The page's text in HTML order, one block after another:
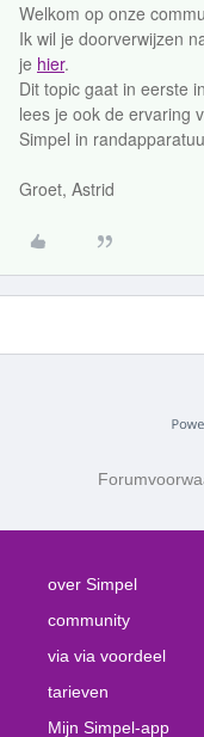
Welkom op onze
Ik wil je doorverwijzen
je hier.
Dit topic gaat in eerste
lees je ook de ervaring
Simpel in
Groet, Astrid
over Simpel
community
via via voordeel
tarieven
Mijn Simpel-app